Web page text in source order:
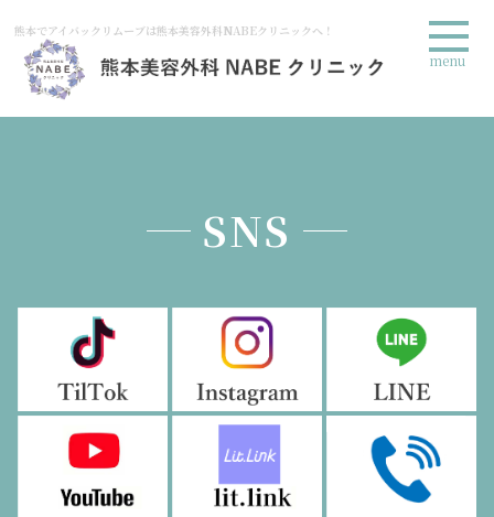
熊本でアイバックリムーブは熊本美容外科NABEクリニックへ！
SNS
menu